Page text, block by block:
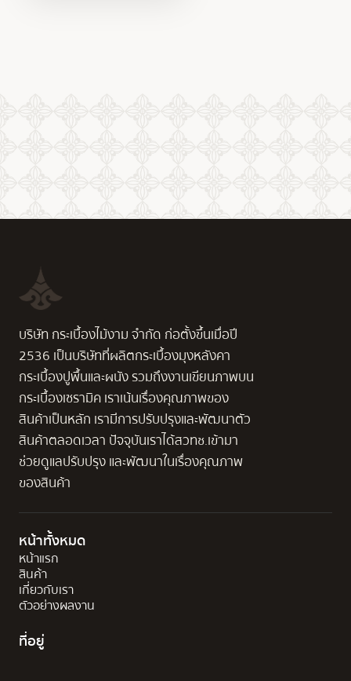
บริษัท กระเบื้องไม้งาม จำกัด ก่อตั้งขึ้นเมื่อปี
2536 เป็นบริษัทที่ผลิตกระเบื้องมุงหลังคา
กระเบื้องปูพื้นและผนัง รวมถึงงานเขียนภาพบน
กระเบื้องเซรามิค เราเน้นเรื่องคุณภาพของ
สินค้าเป็นหลัก เรามีการปรับปรุงและพัฒนาตัว
สินค้าตลอดเวลา ปัจจุบันเราได้สวทช.เข้ามา
ช่วยดูแลปรับปรุง และพัฒนาในเรื่องคุณภาพ
ของสินค้า
หน้าทั้งหมด
หน้าแรก
สินค้า
เกี่ยวกับเรา
ตัวอย่างผลงาน
ที่อยู่